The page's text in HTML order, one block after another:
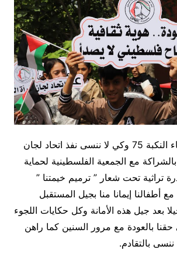
-في ذكرى إحياء النكبة 75 وكي لا ننسى نفذ اتحاد لجان
مع الجمعية الفلسطينية لحماية
تراثية تحت شعار ” ترميم خيمتنا ”
أطفالنا إيمانا منا بجيل المستقبل
بعد جيل هذه الأمانة وكل حكايات اللجوء
بالعودة مع مرور السنين كما راهن
بالتقادم.